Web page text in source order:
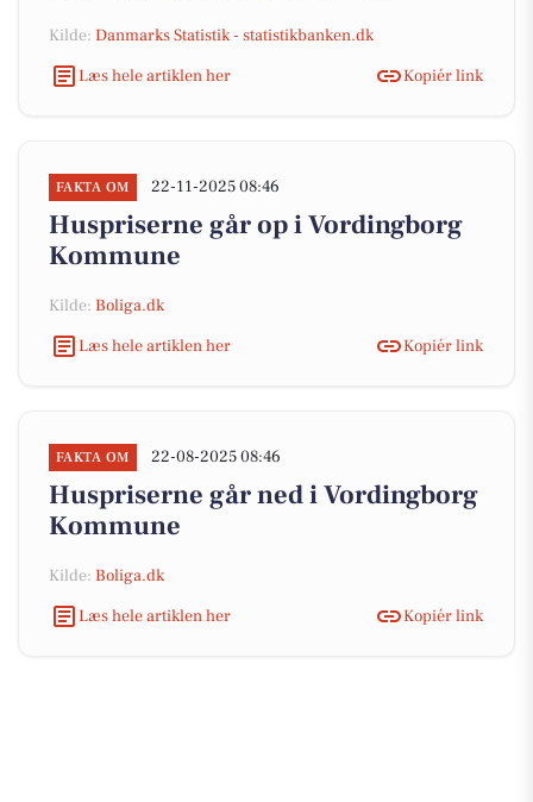
Kilde: Danmarks Statistik - statistikbanken.dk
Læs hele artiklen her
Kopiér link
FAKTA OM 22-11-2025 08:46
Huspriserne går op i Vordingborg
Kommune
Kilde: Boliga.dk
Læs hele artiklen her
Kopiér link
FAKTA OM 22-08-2025 08:46
Huspriserne går ned i Vordingborg
Kommune
Kilde: Boliga.dk
Læs hele artiklen her
Kopiér link